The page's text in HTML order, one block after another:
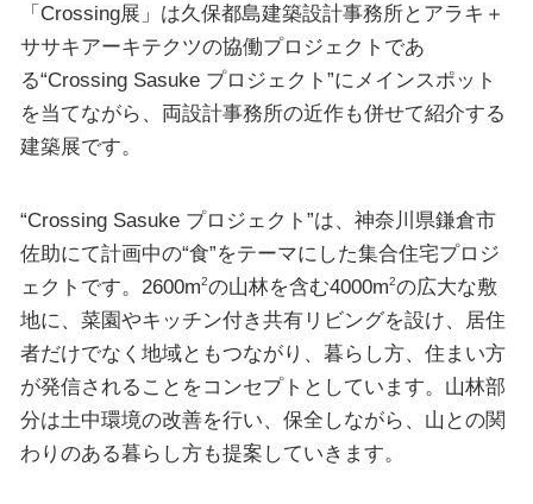
「Crossing展」は久保都島建築設計事務所とアラキ＋
ササキアーキテクツの協働プロジェクトであ
る“Crossing Sasuke プロジェクト”にメインスポット
を当てながら、両設計事務所の近作も併せて紹介する
建築展です。
“Crossing Sasuke プロジェクト”は、神奈川県鎌倉市
佐助にて計画中の“食”をテーマにした集合住宅プロジ
ェクトです。2600m2の山林を含む4000m2の広大な敷
地に、菜園やキッチン付き共有リビングを設け、居住
者だけでなく地域ともつながり、暮らし方、住まい方
が発信されることをコンセプトとしています。山林部
分は土中環境の改善を行い、保全しながら、山との関
わりのある暮らし方も提案していきます。